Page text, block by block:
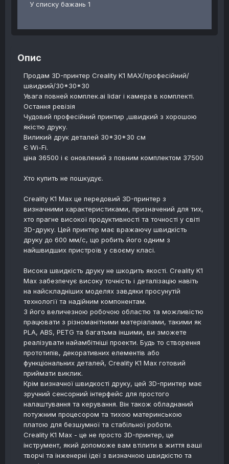
У списку бажань 1
Опис
Продам 3D-принтер Creality K1 MAX/професійний/
швидкий/30*30*30
Увага повней комплек.ai lidar і камера в комплекті.
Остання ревізія
Чудовий професійний принтир ,швидкий з хорошою
якістю друку.
Виликий друк деталей 30*30*30 см
Є Wi-Fi.
ціна 36500 і є оновлений з повним комплектом 37500
Хто купить не пошкудує.
Creality K1 Max це передовий 3D-принтер з
визначними характеристиками, призначений для тих,
хто прагне високої продуктивності та точності у світі
3D-друку. Цей принтер має вражаючу швидкість
друку до 600 мм/с, що робить його одним з
найшвидших пристроїв у своєму класі.
Висока швидкість друку не шкодить якості. Creality K1
Max забезпечує високу точність і деталізацію навіть
на найскладніших моделях завдяки просунутій
технології та надійним компонентам.
З його величезною робочою областю та можливістю
працювати з різноманітними матеріалами, такими як
PLA, ABS, PETG та багатьма іншими, ви зможете
реалізувати найамбітніші проекти. Будь то створення
прототипів, декоративних елементів або
функціональних деталей, Creality K1 Max готовий
приймати виклик.
Крім визначної швидкості друку, цей 3D-принтер має
зручний сенсорний інтерфейс для простого
налаштування та керування. Він також обладнаний
потужним процесором та тихою материнською
платою для безшумної та стабільної роботи.
Creality K1 Max - це не просто 3D-принтер, це
інструмент, який допоможе вам втілити в життя ваші
творчі та інженерні ідеї з визначною швидкістю та